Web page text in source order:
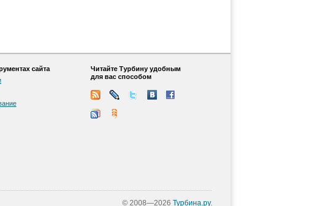
сайта
Читайте Турбину удобным
для вас способом
© 2008—2026 Турбина.ру.